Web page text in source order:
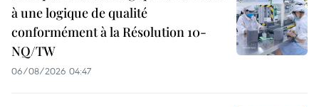
à une logique de qualité
conformément à la Résolution 10-
NQ/TW
06/08/2026 04:47